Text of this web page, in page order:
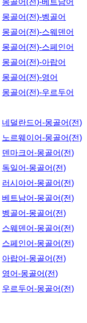
몽골어(전)-베트남어
몽골어(전)-벵골어
몽골어(전)-스웨덴어
몽골어(전)-스페인어
몽골어(전)-아랍어
몽골어(전)-영어
몽골어(전)-우르두어
네덜란드어-몽골어(전)
노르웨이어-몽골어(전)
덴마크어-몽골어(전)
독일어-몽골어(전)
러시아어-몽골어(전)
베트남어-몽골어(전)
벵골어-몽골어(전)
스웨덴어-몽골어(전)
스페인어-몽골어(전)
아랍어-몽골어(전)
영어-몽골어(전)
우르두어-몽골어(전)